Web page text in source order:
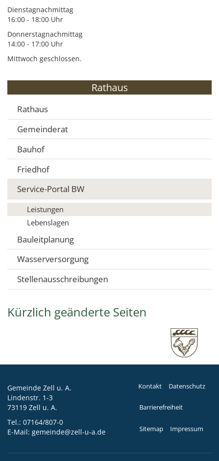
Dienstagnachmittag
16:00 - 18:00 Uhr
Donnerstagnachmittag
14:00 - 17:00 Uhr
Mittwoch geschlossen.
Rathaus
Rathaus
Gemeinderat
Bauhof
Friedhof
Service-Portal BW
Leistungen
Lebenslagen
Bauleitplanung
Wasserversorgung
Stellenausschreibungen
Kürzlich geänderte Seiten
Gemeinde Zell u. A.
Lindenstr. 1-3
73119 Zell u. A.
Tel.: 07164/807-0
E-Mail: gemeinde@zell-u-a.de
Kontakt Datenschutz
Barrierefreiheit
Sitemap Impressum